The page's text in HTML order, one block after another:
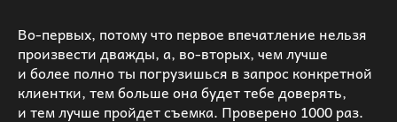
Во-первых, потому что первое впечатление нельзя
произвести дважды, а, во-вторых, чем лучше
и более полно ты погрузишься в запрос конкретной
клиентки, тем больше она будет тебе доверять,
и тем лучше пройдет съемка. Проверено 1000 раз.